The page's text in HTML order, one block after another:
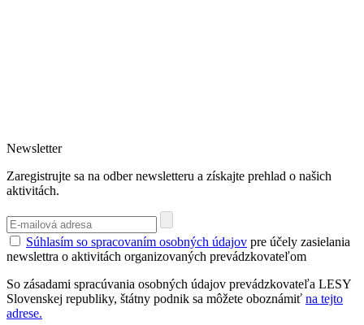
Newsletter
Zaregistrujte sa na odber newsletteru a získajte prehlad o našich
aktivitách.
Súhlasím so spracovaním osobných údajov pre účely zasielania
newslettra o aktivitách organizovaných prevádzkovateľom
So zásadami spracúvania osobných údajov prevádzkovateľa LESY
Slovenskej republiky, štátny podnik sa môžete oboznámiť na tejto
adrese.